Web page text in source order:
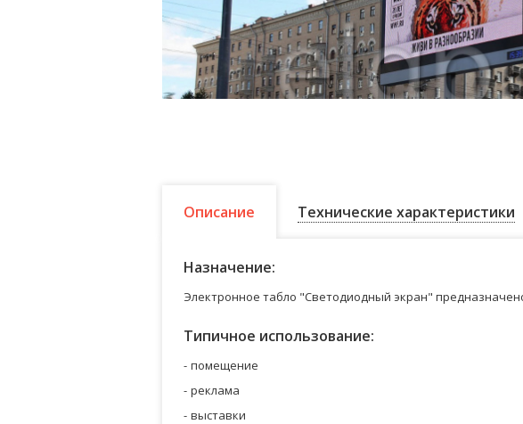
Описание Технические характеристики
Назначение:
Электронное табло "Светодиодный экран"
Типичное использование:
помещение
реклама
выставки